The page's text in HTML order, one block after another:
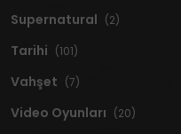
Supernatural (2)
Tarihi (101)
Vahşet (7)
Video Oyunları (20)